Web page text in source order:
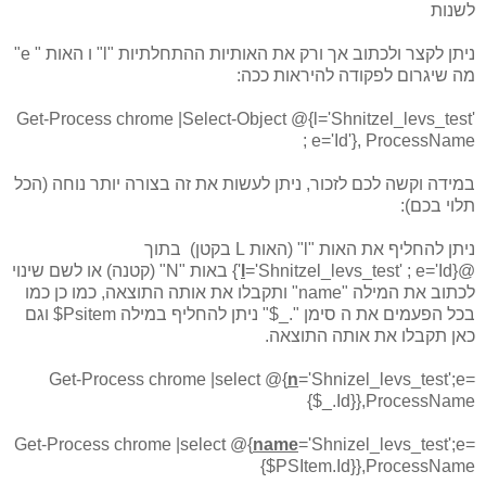
לשנות
ניתן לקצר ולכתוב אך ורק את האותיות ההתחלתיות "l" ו האות " e"
מה שיגרום לפקודה להיראות ככה:
Get-Process chrome |Select-Object @{l='Shnitzel_levs_test'
; e='Id'}, ProcessName
במידה וקשה לכם לזכור, ניתן לעשות את זה בצורה יותר נוחה (הכל
תלוי בכם):
ניתן להחליף את האות "l" (האות L בקטן) בתוך
@{
='Shnitzel_levs_test' ; e='Id'} באות "N" (קטנה) או לשם שינוי
לכתוב את המילה "name" ותקבלו את אותה התוצאה, כמו כן כמו
בכל הפעמים את ה סימן "._$" ניתן להחליף במילה Psitem$ וגם
כאן תקבלו את אותה התוצאה.
Get-Process chrome |select @{n='Shnizel_levs_test';e=
{$_.Id}},ProcessName
Get-Process chrome |select @{name='Shnizel_levs_test';e=
{$PSItem.Id}},ProcessName